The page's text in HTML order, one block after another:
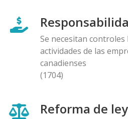
Se necesitan
actividades de las
canadienses
(1704)
Reforma de